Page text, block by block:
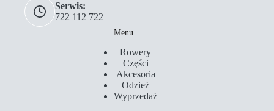
Serwis:
722 112 722
Menu
Rowery
Części
Akcesoria
Odzież
Wyprzedaż